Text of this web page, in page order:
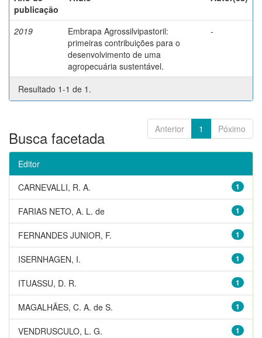
publicação
2019
Embrapa Agrossilvipastoril:
primeiras contribuições para o
desenvolvimento de uma
agropecuária sustentável.
-
Resultado 1-1 de 1.
Anterior 1 Póximo
Busca facetada
Editor
1
CARNEVALLI, R. A.
1
FARIAS NETO, A. L. de
1
FERNANDES JUNIOR, F.
1
ISERNHAGEN, I.
1
ITUASSU, D. R.
1
MAGALHÃES, C. A. de S.
1
VENDRUSCULO, L. G.